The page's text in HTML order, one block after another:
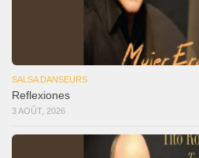
SALSA DANSEURS
Reflexiones
3 AOÛT, 2026